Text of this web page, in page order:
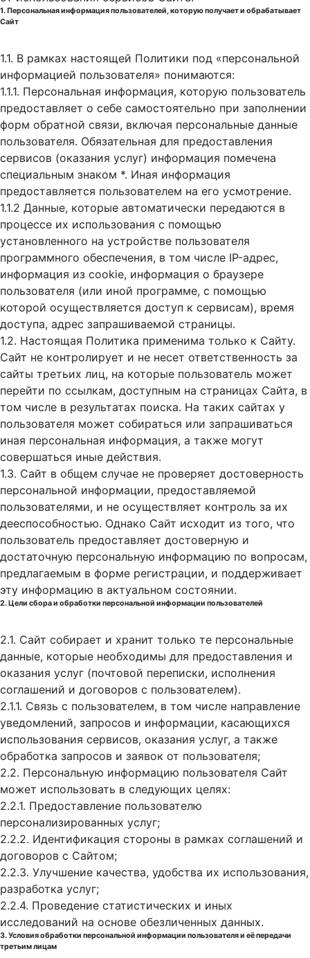
1. Персональная информация пользователей, которую получает и обрабатывает
Сайт
1.1. В рамках настоящей Политики под «персональной
информацией пользователя» понимаются:
1.1.1. Персональная информация, которую пользователь
предоставляет о себе самостоятельно при заполнении
форм обратной связи, включая персональные данные
пользователя. Обязательная для предоставления
сервисов (оказания услуг) информация помечена
специальным знаком *. Иная информация
предоставляется пользователем на его усмотрение.
1.1.2 Данные, которые автоматически передаются в
процессе их использования с помощью
установленного на устройстве пользователя
программного обеспечения, в том числе IP-адрес,
информация из cookie, информация о браузере
пользователя (или иной программе, с помощью
которой осуществляется доступ к cервисам), время
доступа, адрес запрашиваемой страницы.
1.2. Настоящая Политика применима только к Сайту.
Сайт не контролирует и не несет ответственность за
сайты третьих лиц, на которые пользователь может
перейти по ссылкам, доступным на страницах Сайта, в
том числе в результатах поиска. На таких сайтах у
пользователя может собираться или запрашиваться
иная персональная информация, а также могут
совершаться иные действия.
1.3. Сайт в общем случае не проверяет достоверность
персональной информации, предоставляемой
пользователями, и не осуществляет контроль за их
дееспособностью. Однако Сайт исходит из того, что
пользователь предоставляет достоверную и
достаточную персональную информацию по вопросам,
предлагаемым в форме регистрации, и поддерживает
эту информацию в актуальном состоянии.
2. Цели сбора и обработки персональной информации пользователей
2.1. Сайт собирает и хранит только те персональные
данные, которые необходимы для предоставления и
оказания услуг (почтовой переписки, исполнения
соглашений и договоров с пользователем).
2.1.1. Связь с пользователем, в том числе направление
уведомлений, запросов и информации, касающихся
использования сервисов, оказания услуг, а также
обработка запросов и заявок от пользователя;
2.2. Персональную информацию пользователя Сайт
может использовать в следующих целях:
2.2.1. Предоставление пользователю
персонализированных услуг;
2.2.2. Идентификация стороны в рамках соглашений и
договоров с Сайтом;
2.2.3. Улучшение качества, удобства их использования,
разработка услуг;
2.2.4. Проведение статистических и иных
исследований на основе обезличенных данных.
3. Условия обработки персональной информации пользователя и её передачи
третьим лицам